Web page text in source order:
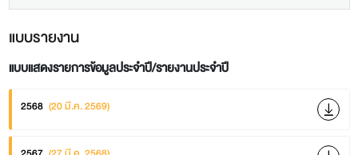
แบบรายงาน
แบบแสดงรายการข้อมูลประจำปี/รายงานประจำปี
2568 (20 มี.ค. 2569)